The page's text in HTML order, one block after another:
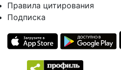
Правила цитирования
Подписка